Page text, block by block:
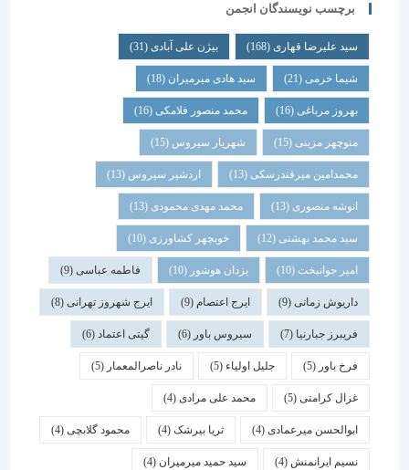
برچسب نویسندگان انجمن
سید علیرضا قهاری(168) بیژن علی آبادی(31)
شیما خرمی(21) سید هادی میرمیران(18)
بهروز مرباغی (16) محمد منصور فلامکی (16)
منوچهر مزینی(15) شهریار سیروس(15)
محمدامین میرفندرسکی(13) اردشیر سیروس(13)
انوشه منصوری(13) محمد مهدی محمودی(13)
سید محمد بهشتی(12) خوبچهر کشاورزی(10)
امیر جوانبخت(10) یزدان هوشور(10) فاطمه عباسی(9)
داریوش زمانی(9) ایرج اعتصام(9) ایرج شهروز تهرانی(8)
فریبرز جبارنیا(7) سیروس باور(6) گیتی اعتماد(6)
فرخ باور(5) جلیل اولیاء(5) نادر ناصرالمعمار (5)
غزال کرامتی(5) محمد علی مرادی(4)
ابوالحسن میرعمادی(4) ثریا بیرشک(4) محمود گلابچی(4)
نسیم ایرانمنش(4) سید حمید میرمیران(4)